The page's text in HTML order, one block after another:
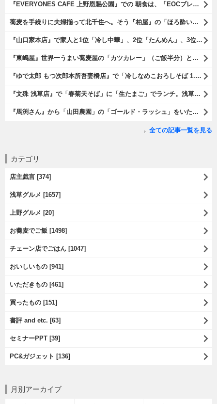
『EVERYONES CAFE 上野恩賜公園』での 朝食は、「EOCブレックファーストプレート」とセットで「アイスカフェラテ」をもらい、それから家人が「東京たまごを使ったパンケーキ キャラメルナッツ（2枚）」を頼んでみた。どれもがハイカラにうまいのだよ（笑）。（EVERYONES CAFE 上野恩賜公園：上野公園）
蕎麦を手繰りに夫婦揃って北千住へ。そう『柏屋』の「ほろ酔いセット」で一杯やったのだよ。ここは二駅離れた場所だけど、あたしの『街的』のようにくつろげる処だ。勿論、うまかったのだよ（笑）。（きそば 柏屋：足立区千住）
『山口家本店』で家人と1位「冷し中華」、2位「たんめん」、3位「かき氷」の順番通りのオーダーでランチ。なんの変哲もないものがうまいのは、当たり前だのクラッカーなのだと云爾（笑）。（山口家本店：千束通り商店街：浅草五丁目）
『東嶋屋』世界一うまい蕎麦屋の「カツカレー」（ご飯半分）と「おしんこ盛り合わせ」と「ビ―ル」でランチ。もう、ほんとうまいのだから、みんな食べてみてね、と云爾（笑）。（東嶋屋：竜泉一丁目）
『ゆで太郎 もつ次郎本所吾妻橋店』で「冷しなめこおろしそば 1.5倍盛」を手繰れば、それは「なめこ」の粘りが強烈な調味料となって、既に、ただの蕎麦では無くなっている。 ヌルヌルの蕎麦はめちゃくちゃにうまいのである（笑）。（ゆで太郎 もつ次郎本所吾妻橋店：墨田区吾妻橋3丁目）
『文殊 浅草店』で「春菊天そば」に「生たまご」でランチ。浅草地下街における至高のランチだ。今日も、実にうまかったのだよ（笑）。（文殊 浅草店：浅草一丁目：浅草地下街）
『馬渕さん』から「山田農園」の「ゴールド・ラッシュ」をいただいたのだ。甘いはうまい、うまいは身体には悪い、というのはいつものお約束（笑）。 でもね、その当然を百も承知で分かっていながらも食べてしまうのは、これが最高な「北の大地の贈り物」だからなのだよ（笑）。（馬渕さんからの贈与：山田農園：北海道夕張郡長沼町）
全ての記事一覧を見る
カテゴリ
店主戯言 [374]
浅草グルメ [1657]
上野グルメ [20]
お蕎麦でご飯 [1498]
チェーン店でごはん [1047]
おいしいもの [941]
いただきもの [461]
買ったもの [151]
書評 and etc. [63]
セミナーPPT [39]
PC&ガジェット [136]
月別アーカイブ